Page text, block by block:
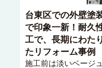
台東区での外壁塗
で印象一新！耐久
工で、長期にわた
たリフォーム事例
施工前は淡いベージ